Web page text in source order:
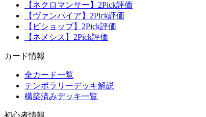
【ネクロマンサー】2Pick評価
【ヴァンパイア】2Pick評価
【ビショップ】2Pick評価
【ネメシス】2Pick評価
カード情報
全カード一覧
テンポラリーデッキ解説
構築済みデッキ一覧
初心者情報